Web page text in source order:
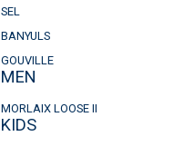
SEL
BANYULS
GOUVILLE
MEN
MORLAIX LOOSE II
KIDS